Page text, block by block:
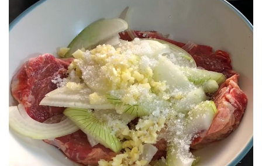
để trong ngăn mát tủ lạnh để thịt bò thấm
gia vị ngon hơn nhé!